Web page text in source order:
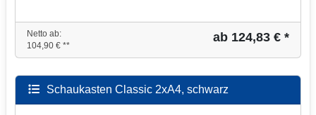
Netto ab:
104,90 € **
ab 124,83 € *
Schaukasten Classic 2xA4, schwarz